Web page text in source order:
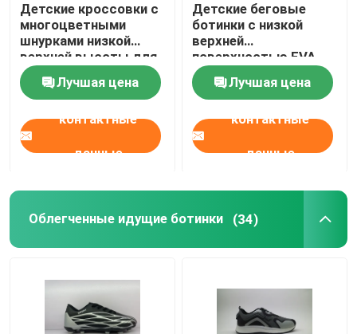
Детские кроссовки с
многоцветными
шнурками низкой
верхней высоты для
мальчиков и девочек
Лучшая цена
контактные
данные
Детские беговые
ботинки с низкой
верхней
поверхностью EVA
Лучшая цена
контактные
данные
Облегченные идущие ботинки (34)